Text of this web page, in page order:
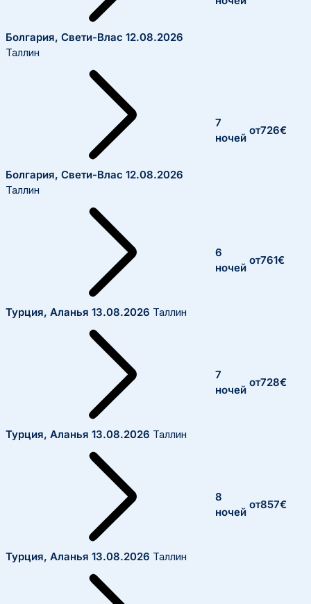
Болгария, Свети-Влас 12.08.2026
Таллин
Болгария, Свети-Влас 12.08.2026
Таллин
7
ночей
от726€
Турция, Аланья 13.08.2026 Таллин
6
ночей
от761€
Турция, Аланья 13.08.2026 Таллин
7
ночей
от728€
Турция, Аланья 13.08.2026 Таллин
8
ночей
от857€